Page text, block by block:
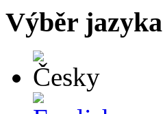
Výběr jazyka